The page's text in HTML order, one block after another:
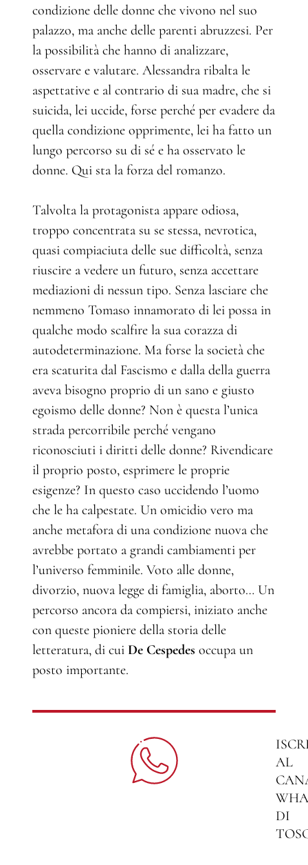
condizione delle donne che vivono nel suo
palazzo, ma anche delle parenti abruzzesi. Per
la possibilità che hanno di analizzare,
osservare e valutare. Alessandra ribalta le
aspettative e al contrario di sua madre, che si
suicida, lei uccide, forse perché per evadere da
quella condizione opprimente, lei ha fatto un
lungo percorso su di sé e ha osservato le
donne. Qui sta la forza del romanzo.
Talvolta la protagonista appare odiosa,
troppo concentrata su se stessa, nevrotica,
quasi compiaciuta delle sue difficoltà, senza
riuscire a vedere un futuro, senza accettare
mediazioni di nessun tipo. Senza lasciare che
nemmeno Tomaso innamorato di lei possa in
qualche modo scalfire la sua corazza di
autodeterminazione. Ma forse la società che
era scaturita dal Fascismo e dalla della guerra
aveva bisogno proprio di un sano e giusto
egoismo delle donne? Non è questa l’unica
strada percorribile perché vengano
riconosciuti i diritti delle donne? Rivendicare
il proprio posto, esprimere le proprie
esigenze? In questo caso uccidendo l’uomo
che le ha calpestate. Un omicidio vero ma
anche metafora di una condizione nuova che
avrebbe portato a grandi cambiamenti per
l’universo femminile. Voto alle donne,
divorzio, nuova legge di famiglia, aborto… Un
percorso ancora da compiersi, iniziato anche
con queste pioniere della storia delle
letteratura, di cui De Cespedes occupa un
posto importante.
AL
DI